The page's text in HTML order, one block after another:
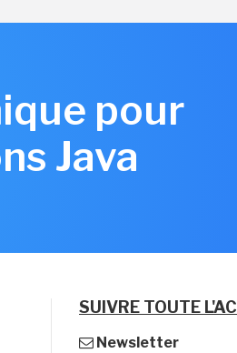
pour
Java
SUIVRE TOUTE
Newsletter